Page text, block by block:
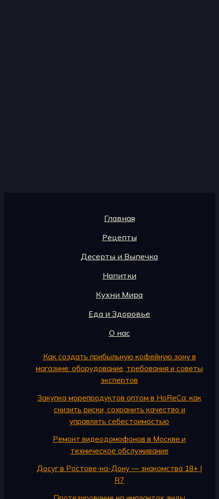
Главная
Рецепты
Десерты и Выпечка
Напитки
Кухни Мира
Еда и Здоровье
О нас
Как создать прибыльную кофейную зону в
магазине: оборудование, требования и советы
экспертов
Закупка морепродуктов оптом в HoReCa: как
снизить риски, сохранить качество и
управлять себестоимостью
Ремонт видеодомофонов в Москве и
техническое обслуживание
Досуг в Ростове-на-Дону — знакомства 18+ |
R7